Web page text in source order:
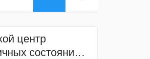
центр
состояний и